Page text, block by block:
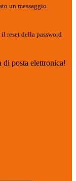
un messaggio
reset della password
di posta elettronica!